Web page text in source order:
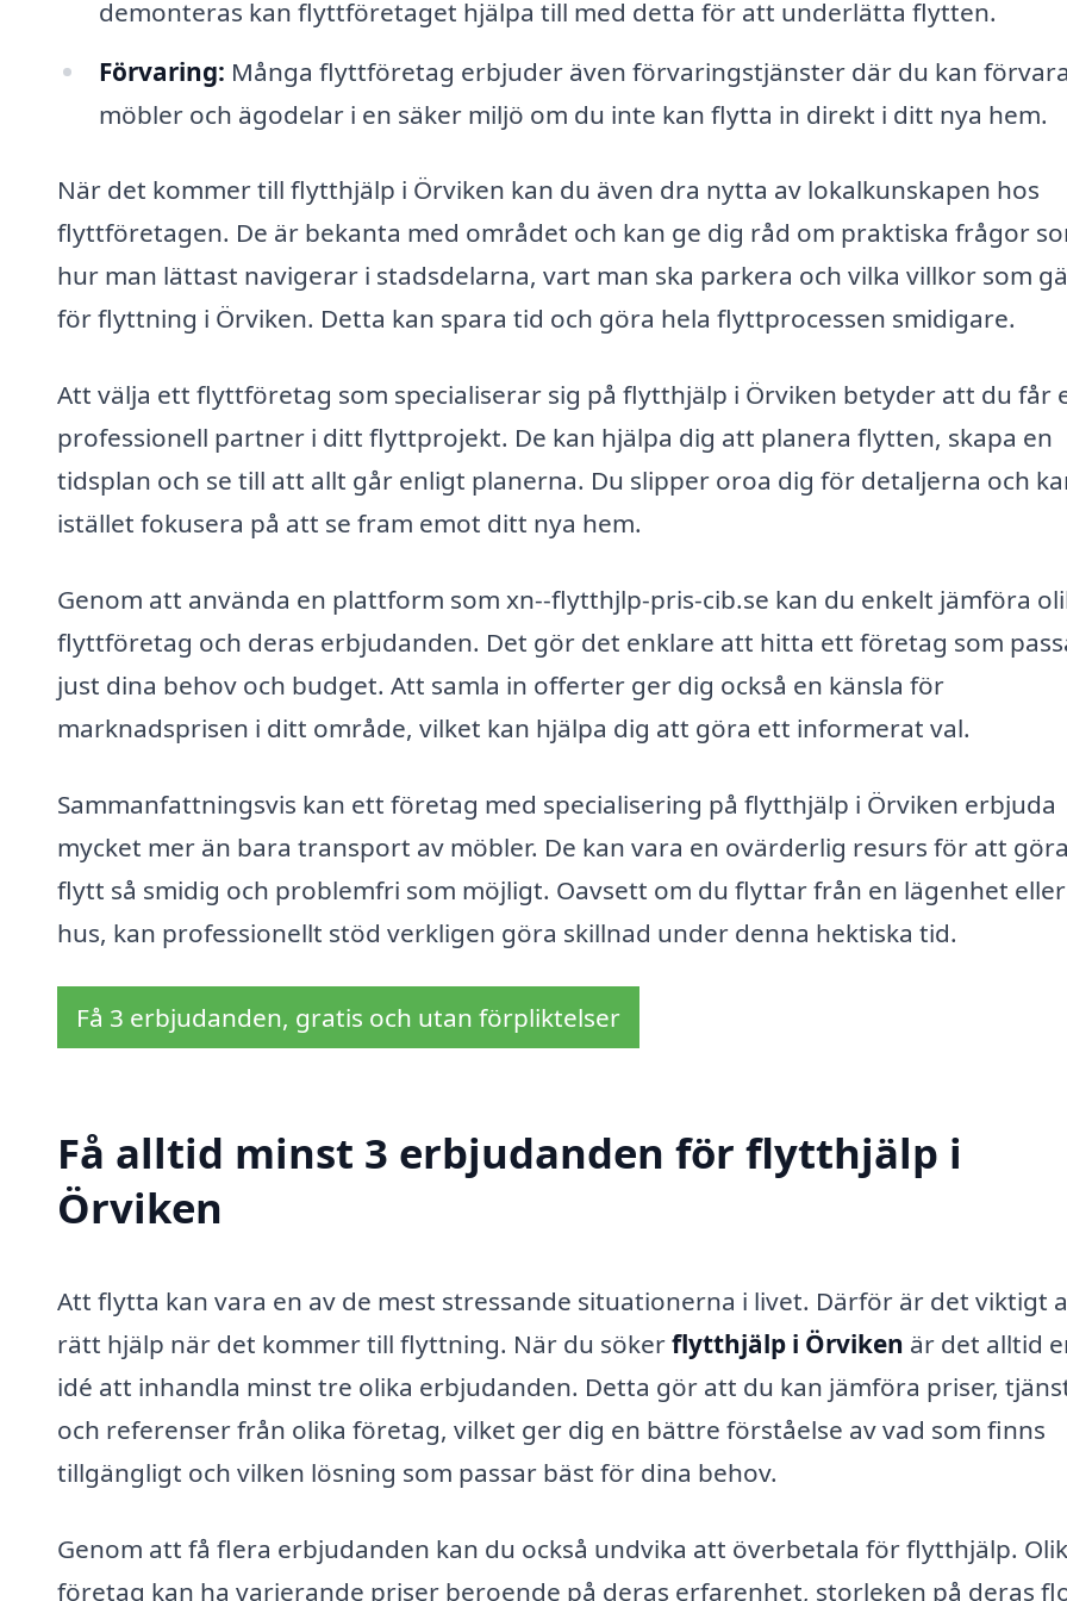
demonteras kan flyttföretaget hjälpa till med detta för att underlätta flytten.
Förvaring: Många flyttföretag erbjuder även förvaringstjänster där du kan
möbler och ägodelar i en säker miljö om du inte kan flytta in direkt i ditt nya hem.
När det kommer till flytthjälp i Örviken kan du även dra nytta av lokalkunskapen hos
flyttföretagen. De är bekanta med området och kan ge dig råd om praktiska frågor
hur man lättast navigerar i stadsdelarna, vart man ska parkera och vilka villkor som
för flyttning i Örviken. Detta kan spara tid och göra hela flyttprocessen smidigare.
Att välja ett flyttföretag som specialiserar sig på flytthjälp i Örviken betyder att du får
professionell partner i ditt flyttprojekt. De kan hjälpa dig att planera flytten, skapa en
tidsplan och se till att allt går enligt planerna. Du slipper oroa dig för detaljerna och
istället fokusera på att se fram emot ditt nya hem.
Genom att använda en plattform som xn--flytthjlp-pris-cib.se kan du enkelt jämföra
flyttföretag och deras erbjudanden. Det gör det enklare att hitta ett företag som
just dina behov och budget. Att samla in offerter ger dig också en känsla för
marknadsprisen i ditt område, vilket kan hjälpa dig att göra ett informerat val.
Sammanfattningsvis kan ett företag med specialisering på flytthjälp i Örviken erbjuda
mycket mer än bara transport av möbler. De kan vara en ovärderlig resurs för att
flytt så smidig och problemfri som möjligt. Oavsett om du flyttar från en lägenhet
hus, kan professionellt stöd verkligen göra skillnad under denna hektiska tid.
Få 3 erbjudanden, gratis och utan förpliktelser
Få alltid minst 3 erbjudanden för flytthjälp i
Örviken
Att flytta kan vara en av de mest stressande situationerna i livet. Därför är det viktigt
rätt hjälp när det kommer till flyttning. När du sökerflytthjälp i Örviken är det alltid
idé att inhandla minst tre olika erbjudanden. Detta gör att du kan jämföra priser,
och referenser från olika företag, vilket ger dig en bättre förståelse av vad som finns
tillgängligt och vilken lösning som passar bäst för dina behov.
Genom att få flera erbjudanden kan du också undvika att överbetala för flytthjälp.
företag kan ha varierande priser beroende på deras erfarenhet, storleken på deras